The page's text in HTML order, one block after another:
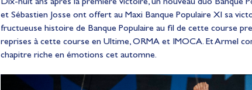
et Sébastien Josse ont offert au Maxi Banque Populaire XI sa
fructueuse histoire de Banque Populaire au fil de cette course
reprises à cette course en Ultime, ORMA et IMOCA. Et Armel
chapitre riche en émotions cet automne.